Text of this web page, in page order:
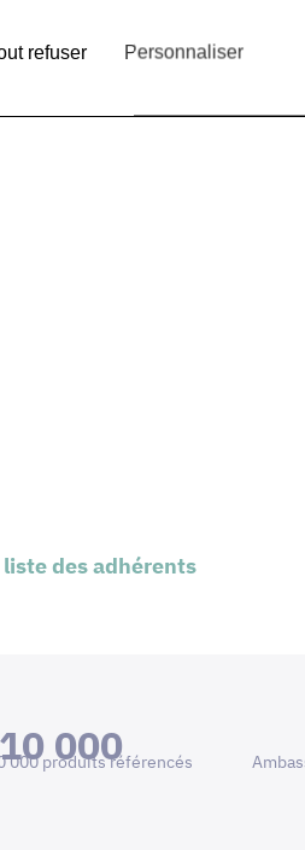
marchés les week-
des adhérents
000
000 produits référencés
refuser Personnaliser